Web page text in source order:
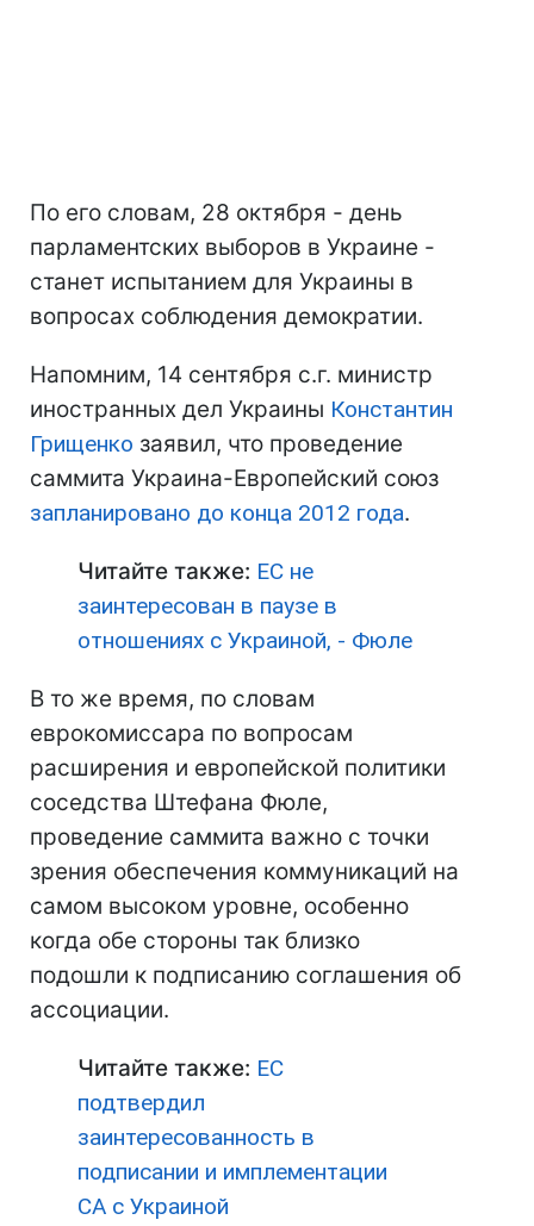
По его словам, 28 октября - день
парламентских выборов в Украине -
станет испытанием для Украины в
вопросах соблюдения демократии.
Напомним, 14 сентября с.г. министр
иностранных дел Украины Константин
Грищенко заявил, что проведение
саммита Украина-Европейский союз
запланировано до конца 2012 года.
Читайте также: ЕС не
заинтересован в паузе в
отношениях с Украиной, - Фюле
В то же время, по словам
еврокомиссара по вопросам
расширения и европейской политики
соседства Штефана Фюле,
проведение саммита важно с точки
зрения обеспечения коммуникаций на
самом высоком уровне, особенно
когда обе стороны так близко
подошли к подписанию соглашения об
ассоциации.
Читайте также: ЕС
подтвердил
заинтересованность в
подписании и имплементации
СА с Украиной